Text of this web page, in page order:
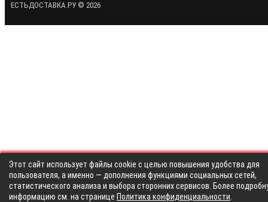
ЕСТЬДОСТАВКА.РУ © 2026
Этот сайт использует файлы cookie с целью повышения удобства для
пользователя, а именно — дополнения функциями социальных сетей,
статистического анализа и выбора сторонних сервисов. Более
информацию см. на странице Политика конфиденциальности